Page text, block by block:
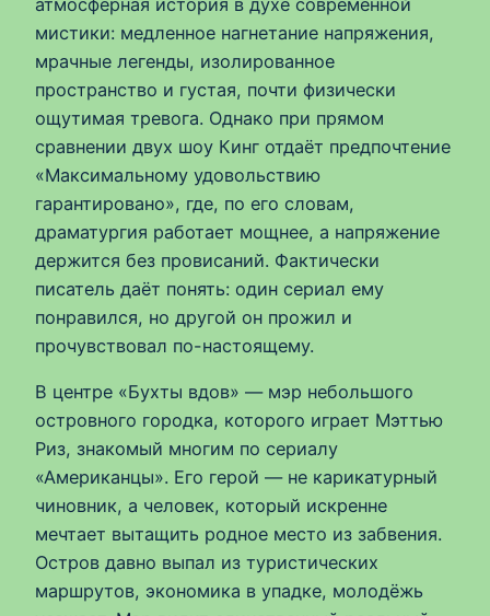
мистики: медленное нагнетание напряжения,
мрачные легенды, изолированное
пространство и густая, почти физически
ощутимая тревога. Однако при прямом
сравнении двух шоу Кинг отдаёт предпочтение
«Максимальному удовольствию
гарантировано», где, по его словам,
драматургия работает мощнее, а напряжение
держится без провисаний. Фактически
писатель даёт понять: один сериал ему
понравился, но другой он прожил и
прочувствовал по-настоящему.
В центре «Бухты вдов» — мэр небольшого
островного городка, которого играет Мэттью
Риз, знакомый многим по сериалу
«Американцы». Его герой — не карикатурный
чиновник, а человек, который искренне
мечтает вытащить родное место из забвения.
Остров давно выпал из туристических
маршрутов, экономика в упадке, молодёжь